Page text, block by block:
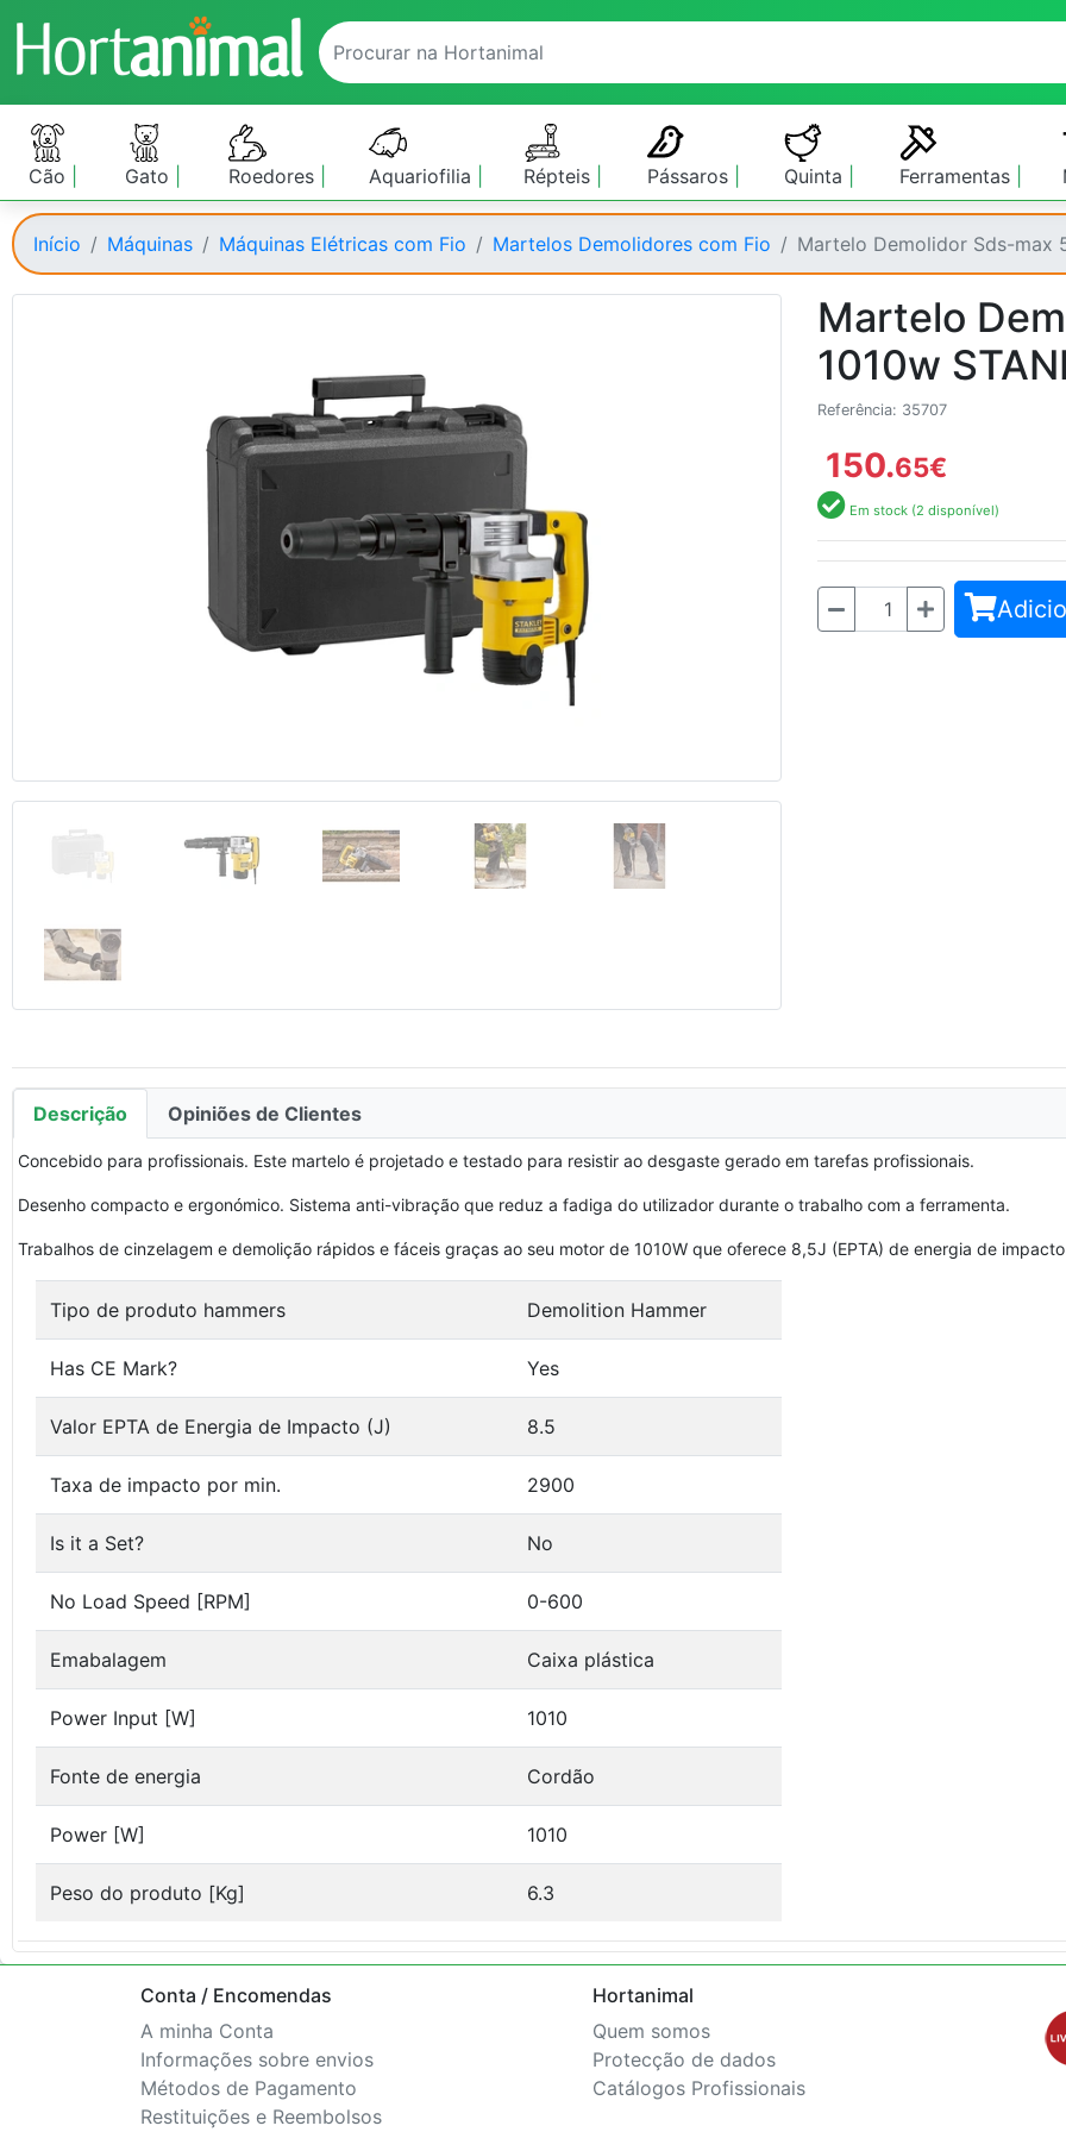
Cão Gato Roedores Aquariofilia Répteis Pássaros Quinta Ferramentas
Início Máquinas Máquinas Elétricas com Fio Martelos Demolidores com Fio Martelo Demolidor Sds-max
Martelo
1010w
Referência: 35707
150.65€
Em stock (2 disponível)
Quantidade
Descrição Opiniões de Clientes
Concebido para profissionais. Este martelo é projetado e testado para resistir ao desgaste gerado em tarefas profissionais.
Desenho compacto e ergonómico. Sistema anti-vibração que reduz a fadiga do utilizador durante o trabalho com a ferramenta.
Trabalhos de cinzelagem e demolição rápidos e fáceis graças ao seu motor de 1010W que oferece 8,5J (EPTA) de energia de
Tipo de produto hammers Demolition Hammer
Has CE Mark? Yes
Valor EPTA de Energia de Impacto (J) 8.5
Taxa de impacto por min. 2900
Is it a Set? No
No Load Speed [RPM] 0-600
Emabalagem Caixa plástica
Power Input [W] 1010
Fonte de energia Cordão
Power [W] 1010
Peso do produto [Kg] 6.3
Conta / Encomendas
A minha Conta
Informações sobre envios
Métodos de Pagamento
Restituições e Reembolsos
Hortanimal
Quem somos
Protecção de dados
Catálogos Profissionais